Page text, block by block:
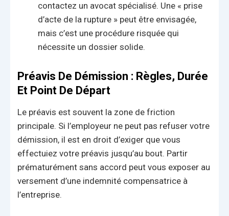
contactez un avocat spécialisé. Une « prise
d’acte de la rupture » peut être envisagée,
mais c’est une procédure risquée qui
nécessite un dossier solide.
Préavis De Démission : Règles, Durée
Et Point De Départ
Le préavis est souvent la zone de friction
principale. Si l’employeur ne peut pas refuser votre
démission, il est en droit d’exiger que vous
effectuiez votre préavis jusqu’au bout. Partir
prématurément sans accord peut vous exposer au
versement d’une indemnité compensatrice à
l’entreprise.